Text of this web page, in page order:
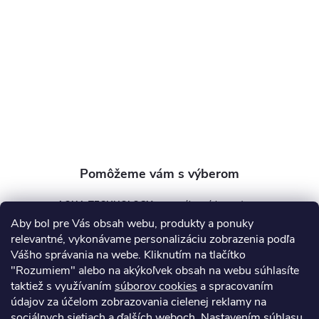
Aby bol pre Vás obsah webu, produkty a ponuky
relevantné, vykonávame personalizáciu zobrazenia podľa
Vášho správania na webe. Kliknutím na tlačítko
"Rozumiem" alebo na akýkoľvek obsah na webu súhlasíte
taktiež s využívaním súborov cookies a spracovaním
údajov za účelom zobrazovania cielenej reklamy na
AQUA TECHNOLOGY s.r.o.
info @aquatechnology.sk
+421 911 991 394